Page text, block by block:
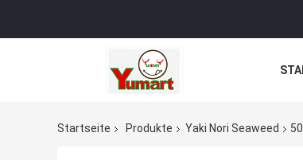
Startseite Produkte Yaki Nori Seaweed